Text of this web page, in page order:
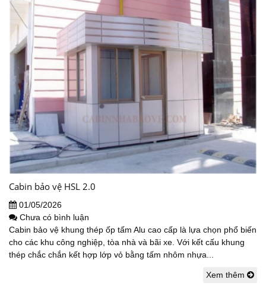
Cabin bảo vệ HSL 2.0
01/05/2026
Chưa có bình luận
Cabin bảo vệ khung thép ốp tấm Alu cao cấp là lựa chọn phổ biến
cho các khu công nghiệp, tòa nhà và bãi xe. Với kết cấu khung
thép chắc chắn kết hợp lớp vỏ bằng tấm nhôm nhựa...
Xem thêm